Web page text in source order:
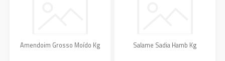
Amendoim Grosso Moído Kg Salame Sadia Hamb Kg